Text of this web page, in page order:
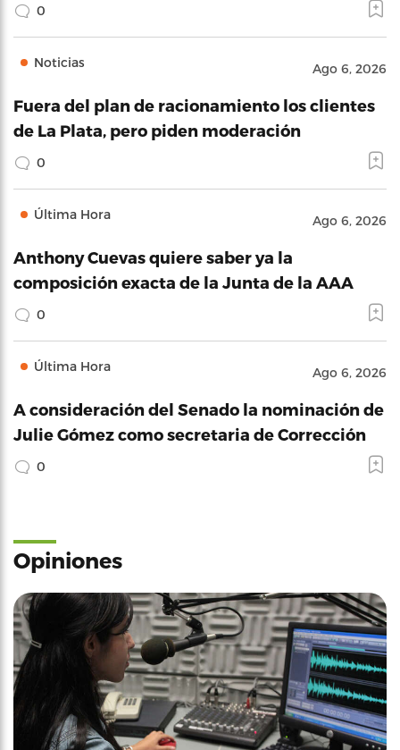
0
Noticias Ago 6, 2026
Fuera del plan de racionamiento los clientes
de La Plata, pero piden moderación
0
Última Hora Ago 6, 2026
Anthony Cuevas quiere saber ya la
composición exacta de la Junta de la AAA
0
Última Hora Ago 6, 2026
A consideración del Senado la nominación de
Julie Gómez como secretaria de Corrección
0
Opiniones